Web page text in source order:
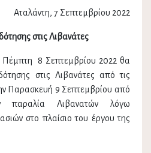
Αταλάντη, 7 Σεπτεμβρίου 2022
στις Λιβανάτες
Πέμπτη 8 Σεπτεμβρίου 2022 θα
στις Λιβανάτες από τις
Παρασκευή 9 Σεπτεμβρίου από
παραλία Λιβανατών λόγω
στο πλαίσιο του έργου της